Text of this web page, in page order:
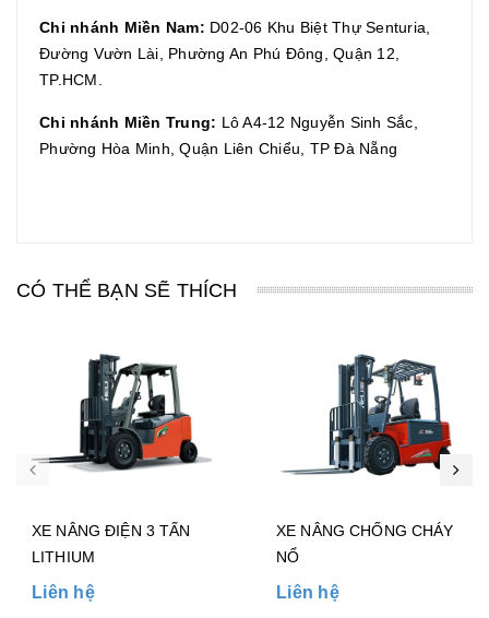
Chi nhánh Miền Nam: D02-06 Khu Biệt Thự Senturia,
Đường Vườn Lài, Phường An Phú Đông, Quận 12,
TP.HCM.
Chi nhánh Miền Trung: Lô A4-12 Nguyễn Sinh Sắc,
Phường Hòa Minh, Quận Liên Chiểu, TP Đà Nẵng
CÓ THỂ BẠN SẼ THÍCH
XE NÂNG ĐIỆN 3 TẤN
LITHIUM
Liên hệ
XE NÂNG CHỐNG CHÁY
NỔ
Liên hệ